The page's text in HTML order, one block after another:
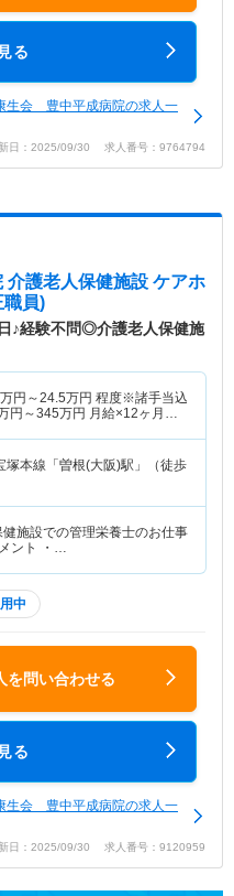
る
生会 豊中平成病院の求人一
日：2025/09/30 求人番号：9764794
介護老人保健施設 ケアホ
職員)
♪経験不問◎介護老人保健施
万円～24.5万円 程度※諸手当込
円～345万円 月給×12ヶ月＋
塚本線「曽根(大阪)駅」（徒歩
施設での管理栄養士のお仕事
ント ・…
中
を問い合わせる
る
生会 豊中平成病院の求人一
日：2025/09/30 求人番号：9120959